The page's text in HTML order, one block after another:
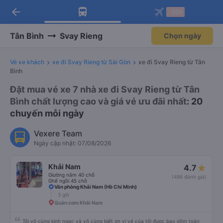
Tải app Vexere ngay!
Nhận ưu đãi thành viên độc
Mở app
Tải app Vexere
-30k/ghế khi đặt vé máy bay qua
Mở app
arrow_back
Tân Bình Svay Rieng Chọn ngày
Vé xe khách xe đi Svay Rieng từ Sài Gòn
xe đi Svay Rieng từ Tân
Bình
Đặt mua vé xe 7 nhà xe đi Svay Rieng từ Tân
Bình chất lượng cao và giá vé ưu đãi nhất: 20
chuyến mỗi ngày
Vexere Team
Ngày cập nhật: 07/08/2026
Khải Nam
Giường nằm 40 chỗ
Ghế ngồi 45 chỗ
4.7
(496 đánh giá)
Văn phòng Khải Nam (Hồ Chí Minh)
3 giờ
Quán cơm Khải Nam
Tôi vô cùng kinh ngạc và vô cùng biết ơn vì vé của tôi được bao gồm toàn